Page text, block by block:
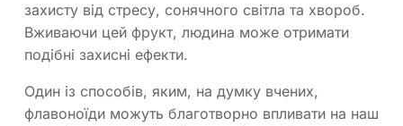
захисту від стресу, сонячного світла та хвороб.
Вживаючи цей фрукт, людина може отримати
подібні захисні ефекти.
Один із способів, яким, на думку вчених,
флавоноїди можуть благотворно впливати на наш